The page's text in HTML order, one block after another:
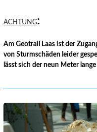
ACHTUNG:
Am Geotrail Laas ist der
von Sturmschäden leider
lässt sich der neun Meter